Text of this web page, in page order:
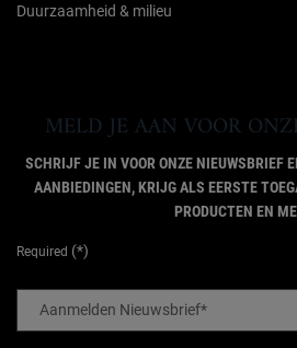
Duurzaamheid & milieu
MELD JE AAN VOOR
SCHRIJF JE IN VOOR ONZE NIEUWSBRIEF
AANBIEDINGEN, KRIJG ALS EERSTE
PRODUCTEN EN
Required (*)
Aanmelden Nieuwsbrief*